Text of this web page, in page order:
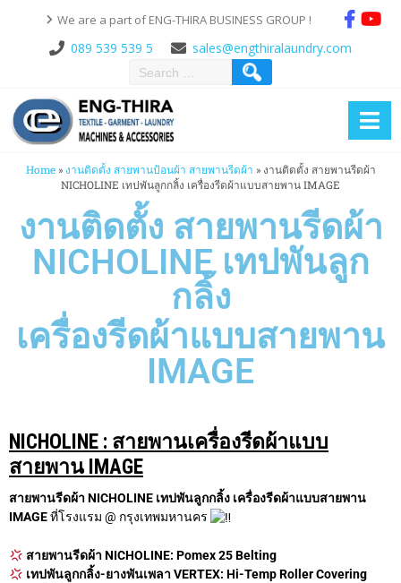
We are a part of ENG-THIRA BUSINESS GROUP !
089 539 539 5 sales@engthiralaundry.com
Home» งานติดตั้ง สายพานป้อนผ้า สายพานรีดผ้า » งานติดตั้ง สายพานรีดผ้า
NICHOLINE เทปพันลูกกลิ้ง เครื่องรีดผ้าแบบสายพาน IMAGE
งานติดตั้ง สายพานรีดผ้า
NICHOLINE เทปพันลูก
กลิ้ง
เครื่องรีดผ้าแบบสายพาน
IMAGE
NICHOLINE : สายพานเครื่องรีดผ้าแบบ
สายพาน IMAGE
สายพานรีดผ้า NICHOLINE เทปพันลูกกลิ้ง เครื่องรีดผ้าแบบสายพาน
IMAGEที่โรงแรม @ กรุงเทพมหานคร
สายพานรีดผ้า NICHOLINE: Pomex 25 Belting
เทปพันลูกกลิ้ง-ยางพันเพลา VERTEX: Hi-Temp Roller Covering